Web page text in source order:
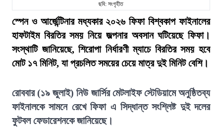
ছবি: সংগৃহীত
স্পেন ও আর্জেন্টিনার মধ্যকার ২০২৬ ফিফা বিশ্বকাপ ফাইনালের
হাফটাইম বিরতির সময় নিয়ে জল্পনার অবসান ঘটিয়েছে ফিফা।
সংস্থাটি জানিয়েছে, শিরোপা নির্ধারণী ম্যাচে বিরতির সময় হবে
মোট ১৭ মিনিট, যা প্রচলিত সময়ের চেয়ে মাত্র দুই মিনিট বেশি।
রোববার (১৯ জুলাই) নিউ জার্সির মেটলাইফ স্টেডিয়ামে অনুষ্ঠিতব্য
ফাইনালকে সামনে রেখে ফিফা এ সিদ্ধান্ত সংশ্লিষ্ট দুই দলের
ফুটবল ফেডারেশনকে জানিয়েছে।